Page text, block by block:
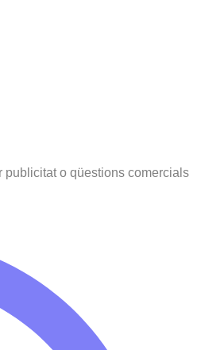
publicitat o qüestions comercials